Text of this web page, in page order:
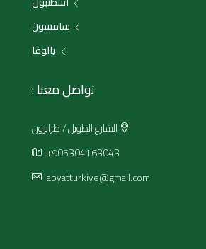
سامسون
يالوفا
تواصل معنا :
الشارع الطويل / طرابزون
+905304163043
abyatturkiye@gmail.com